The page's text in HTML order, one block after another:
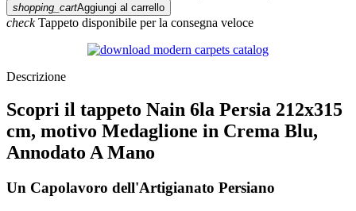
shopping_cartAggiungi al carrello
checkTappeto disponibile per la consegna veloce
Descrizione
Scopri il tappeto Nain 6la Persia 212x315
cm, motivo Medaglione in Crema Blu,
Annodato A Mano
Un Capolavoro dell'Artigianato Persiano